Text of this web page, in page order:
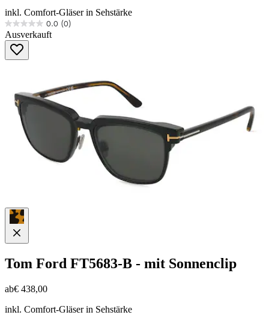
inkl. Comfort-Gläser in Sehstärke
0.0 (0)
0.0
von
Sternen.
Ausverkauft
Tom Ford FT5683-B - mit Sonnenclip
ab€ 438,00
inkl. Comfort-Gläser in Sehstärke